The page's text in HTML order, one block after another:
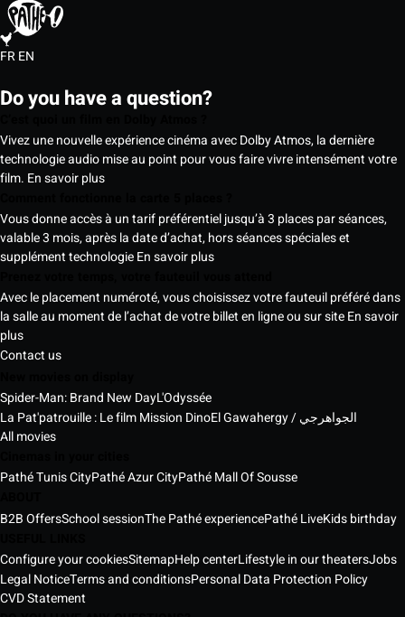
FREN
Do you have a question?
Vivez une nouvelle expérience cinéma avec Dolby Atmos, la dernière
technologie audio mise au point pour vous faire vivre intensément votre
film. En savoir plus
Vous donne accès à un tarif préférentiel jusqu’à 3 places par séances,
valable 3 mois, après la date d’achat, hors séances spéciales et
supplément technologieEn savoir plus
Avec le placement numéroté, vous choisissez votre fauteuil préféré dans
la salle au moment de l’achat de votre billet en ligne ou sur siteEn savoir
plus
Contact us
Spider-Man: Brand New DayL'Odyssée
La Pat'patrouille : Le film Mission Dino
El Gawahergy / الجواهرجي
All movies
Pathé Tunis CityPathé Azur CityPathé Mall Of Sousse
B2B OffersSchool sessionThe Pathé experiencePathé LiveKids birthday
Configure your cookiesSitemapHelp centerLifestyle in our theatersJobs
Legal NoticeTerms and conditionsPersonal Data Protection Policy
CVD Statement